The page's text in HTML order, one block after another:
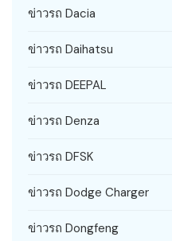
ข่าวรถ Dacia
ข่าวรถ Daihatsu
ข่าวรถ DEEPAL
ข่าวรถ Denza
ข่าวรถ DFSK
ข่าวรถ Dodge Charger
ข่าวรถ Dongfeng